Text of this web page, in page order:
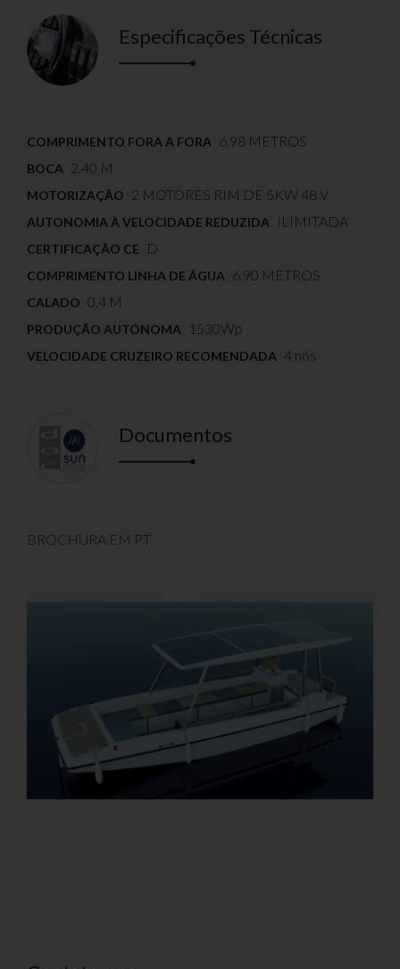
Especificações Técnicas
COMPRIMENTO FORA A FORA 6,98 METROS
BOCA 2.40 M
MOTORIZAÇÃO 2 MOTORES RIM DE 5KW 48 V
AUTONOMIA À VELOCIDADE REDUZIDA ILIMITADA
CERTIFICAÇÃO CE D
COMPRIMENTO LINHA DE ÁGUA 6,90 METROS
CALADO 0,4 M
PRODUÇÃO AUTÓNOMA 1530Wp
VELOCIDADE CRUZEIRO RECOMENDADA 4 nós
Documentos
BROCHURA EM PT